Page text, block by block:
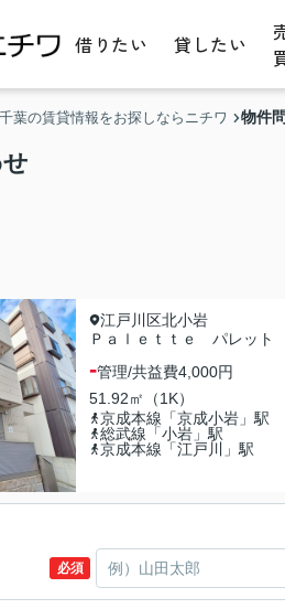
借りたい 貸したい
葉の賃貸情報をお探しならニチワ 物件
江戸川区北小岩
Ｐａｌｅｔｔｅ パレット
-管理/共益費4,000円
51.92㎡（1K）
京成本線「京成小岩」駅
総武線「小岩」駅
京成本線「江戸川」駅
必須